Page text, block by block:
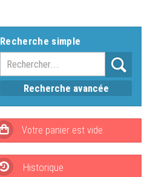
Recherche simple
Recherche avancée
Historique